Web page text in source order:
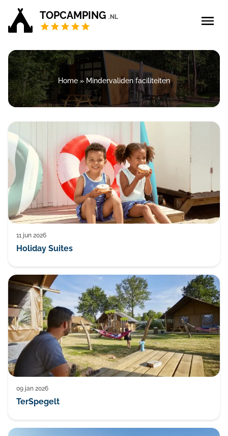
TOPCAMPING .NL
Blog
5 sterren campings
4 sterren campings
Campings Privé sanitair
Zoek & boek
Bedrijf aanmelden
Blog
Home » Mindervaliden faciliteiten
11 jun 2026
Holiday Suites
09 jan 2026
TerSpegelt